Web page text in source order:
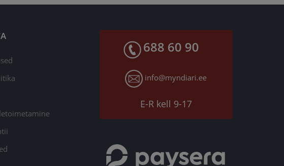
688 60 90
info@myndiari.ee
E-R kell 9-17